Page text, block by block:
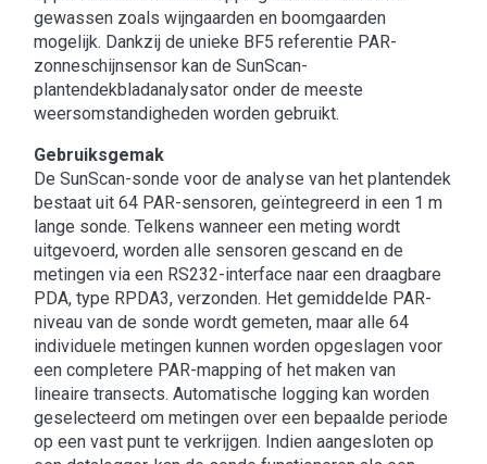
gewassen zoals wijngaarden en boomgaarden
mogelijk. Dankzij de unieke BF5 referentie PAR-
zonneschijnsensor kan de SunScan-
plantendekbladanalysator onder de meeste
weersomstandigheden worden gebruikt.
Gebruiksgemak
De SunScan-sonde voor de analyse van het plantendek
bestaat uit 64 PAR-sensoren, geïntegreerd in een 1 m
lange sonde. Telkens wanneer een meting wordt
uitgevoerd, worden alle sensoren gescand en de
metingen via een RS232-interface naar een draagbare
PDA, type RPDA3, verzonden. Het gemiddelde PAR-
niveau van de sonde wordt gemeten, maar alle 64
individuele metingen kunnen worden opgeslagen voor
een completere PAR-mapping of het maken van
lineaire transects. Automatische logging kan worden
geselecteerd om metingen over een bepaalde periode
op een vast punt te verkrijgen. Indien aangesloten op